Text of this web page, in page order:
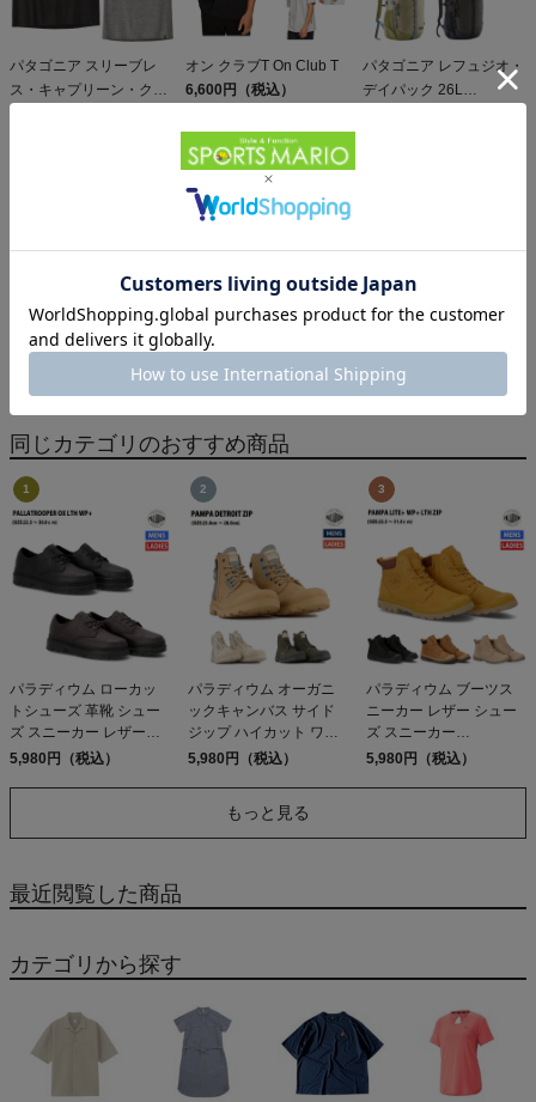
パタゴニア スリーブレ
ス・キャプリーン・クー
オン クラブT On Club T
6,600円（税込）
パタゴニア レフュジオ・
デイパック 26L
オン クラウド 6 On
Cloud
パタゴニア メンズ・テル
ボンヌ・ジョガーズ
PATAGONIA MS
TERREBONNE
12,584円（税込）
同じカテゴリのおすすめ商品
パラディウム ローカッ
トシューズ 革靴 シュー
ズ スニーカー レザーシ
ューズ PALLADIUM
5,980円（税込）
パラディウム オーガニ
ックキャンバス サイド
ジップ ハイカット ワー
クブーツ シューズ スニ
79500 209 210 325 アウ
トレット セール
5,980円（税込）
パラディウム ブーツス
ニーカー レザー シュー
ズ スニーカー
PALLADIUM PAMPA
5,980円（税込）
もっと見る
最近閲覧した商品
カテゴリから探す